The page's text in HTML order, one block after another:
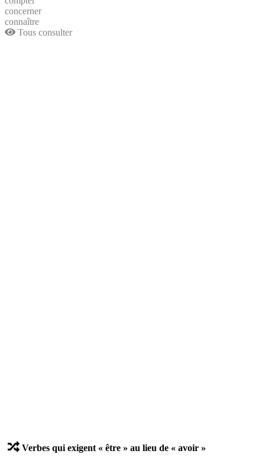
concerner
connaître
Tous consulter
Verbes qui exigent « être » au lieu de « avoir »